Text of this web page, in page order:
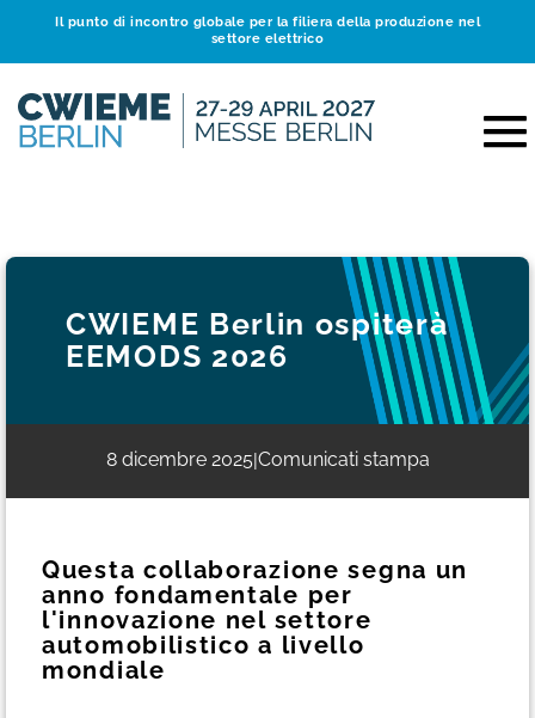
Il punto di incontro globale per la filiera della produzione nel
settore elettrico
CWIEME Berlin ospiterà
EEMODS 2026
8 dicembre 2025|Comunicati stampa
Questa collaborazione segna un
anno fondamentale per
l'innovazione nel settore
automobilistico a livello
mondiale